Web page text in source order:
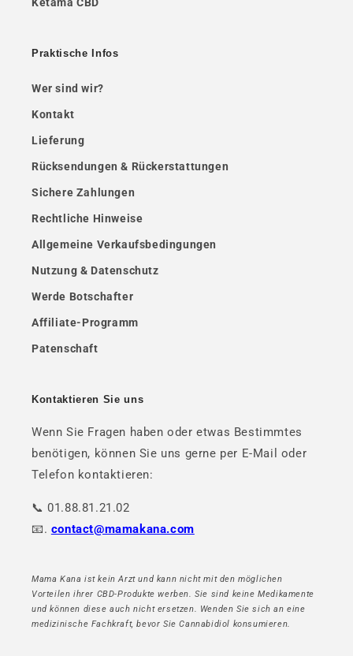
Praktische Infos
Wer sind wir?
Kontakt
Lieferung
Rücksendungen & Rückerstattungen
Sichere Zahlungen
Rechtliche Hinweise
Allgemeine Verkaufsbedingungen
Nutzung & Datenschutz
Werde Botschafter
Affiliate-Programm
Patenschaft
Kontaktieren Sie uns
Wenn Sie Fragen haben oder etwas Bestimmtes
benötigen, können Sie uns gerne per E-Mail oder
Telefon kontaktieren:
📞 01.88.81.21.02
📧. contact@mamakana.com
Mama Kana ist kein Arzt und kann nicht mit den möglichen
Vorteilen ihrer CBD-Produkte werben. Sie sind keine Medikamente
und können diese auch nicht ersetzen. Wenden Sie sich an eine
medizinische Fachkraft, bevor Sie Cannabidiol konsumieren.